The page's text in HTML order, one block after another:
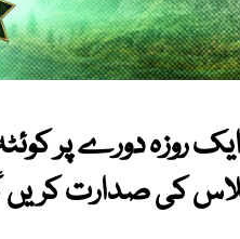
روزہ دورے پر
کی صدارت